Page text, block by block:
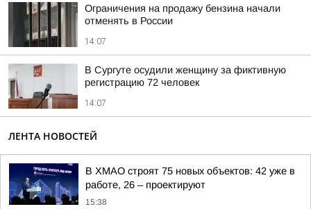
Ограничения на продажу бензина начали
отменять в России
14:07
В Сургуте осудили женщину за фиктивную
регистрацию 72 человек
14:07
ЛЕНТА НОВОСТЕЙ
В ХМАО строят 75 новых объектов: 42 уже в
работе, 26 – проектируют
15:38